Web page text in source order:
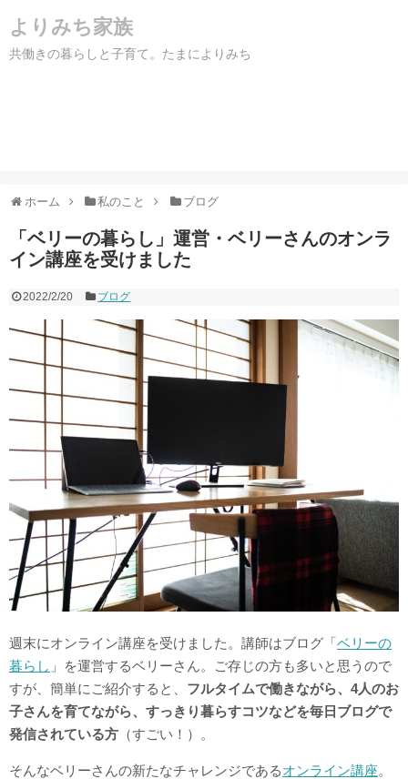
よりみち家族
共働きの暮らしと子育て。たまによりみち
ホーム 私のこと ブログ
「ベリーの暮らし」運営・ベリーさんのオンラ
イン講座を受けました
2022/2/20 ブログ
週末にオンライン講座を受けました。講師はブログ「ベリーの
暮らし 」を運営するベリーさん。ご存じの方も多いと思うので
すが、簡単にご紹介すると、 フルタイムで働きながら、4人のお
子さんを育てながら、すっきり暮らすコツなどを毎日ブログで
発信されている方 （すごい！）。
そんなベリーさんの新たなチャレンジであるオンライン講座。